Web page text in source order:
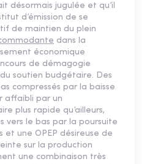
désormais jugulée et qu’il
d’émission de se
de maintien du plein
dans la
économique
de démagogie
soutien budgétaire. Des
compressés par la baisse
affaibli par un
plus rapide qu’ailleurs,
vers le bas par la poursuite
et une OPEP désireuse de
sur la production
une combinaison très